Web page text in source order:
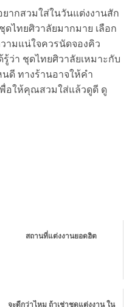
ากสวมใส่ในวันแต่งงานสัก
ไทยศิวาลัยมากมาย เลือก
ามแน่ใจควรนัดจองคิว
รู้ว่า ชุดไทยศิวาลัยเหมาะกับ
นดี ทางร้านอาจให้คำ
อให้คุณสวมใส่แล้วดูดี ดู
สถานที่แต่งงานยอดฮิต
จะดีกว่าไหม ถ้าเช่าชุดแต่งงาน ใน